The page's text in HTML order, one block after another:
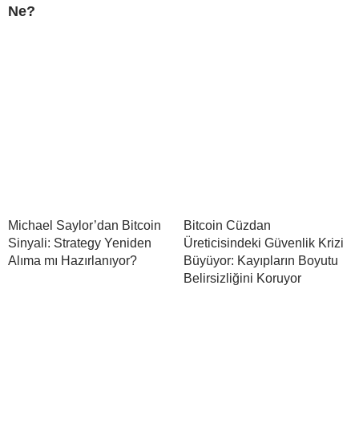
Ne?
Michael Saylor’dan Bitcoin
Sinyali: Strategy Yeniden
Alıma mı Hazırlanıyor?
Bitcoin Cüzdan
Üreticisindeki Güvenlik Krizi
Büyüyor: Kayıpların Boyutu
Belirsizliğini Koruyor